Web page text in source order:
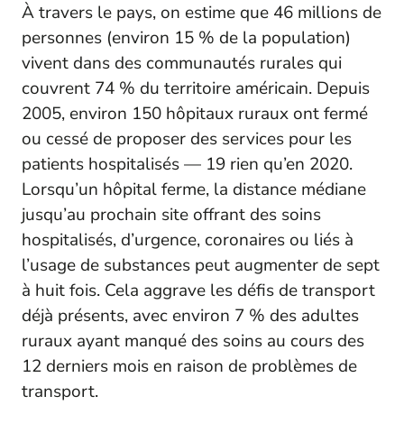
À travers le pays, on estime que 46 millions de
personnes (environ 15 % de la population)
vivent dans des communautés rurales qui
couvrent 74 % du territoire américain. Depuis
2005, environ 150 hôpitaux ruraux ont fermé
ou cessé de proposer des services pour les
patients hospitalisés — 19 rien qu’en 2020.
Lorsqu’un hôpital ferme, la distance médiane
jusqu’au prochain site offrant des soins
hospitalisés, d’urgence, coronaires ou liés à
l’usage de substances peut augmenter de sept
à huit fois. Cela aggrave les défis de transport
déjà présents, avec environ 7 % des adultes
ruraux ayant manqué des soins au cours des
12 derniers mois en raison de problèmes de
transport.